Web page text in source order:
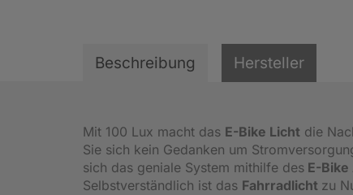
Beschreibung Hersteller
Mit 100 Lux macht das E-Bike Licht die
Sie sich kein Gedanken um
sich das geniale System mithilfe des E-Bike
Selbstverständlich ist das Fahrradlicht zu